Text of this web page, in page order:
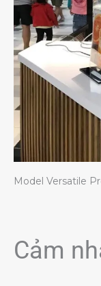
Model Versatile
Cảm